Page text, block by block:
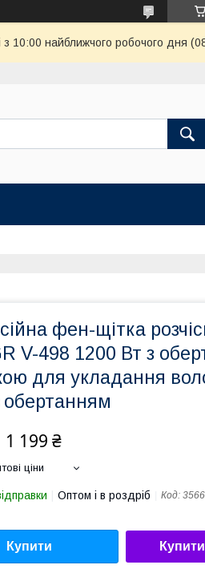
з 10:00 найближчого робочого дня
фен-щітка
V-498 1200 Вт з
для укладання
1 199 ₴
ціни
Оптом і в роздріб Код: 3566
Купити